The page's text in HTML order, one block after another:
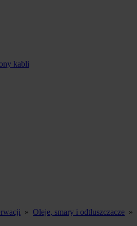
kabli
» Oleje, smary i odtłuszczacze »